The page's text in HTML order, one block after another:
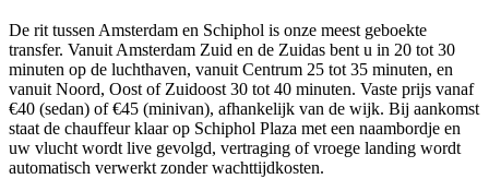
De rit tussen Amsterdam en Schiphol is onze meest geboekte
transfer. Vanuit Amsterdam Zuid en de Zuidas bent u in 20 tot 30
minuten op de luchthaven, vanuit Centrum 25 tot 35 minuten, en
vanuit Noord, Oost of Zuidoost 30 tot 40 minuten. Vaste prijs vanaf
€40 (sedan) of €45 (minivan), afhankelijk van de wijk. Bij aankomst
staat de chauffeur klaar op Schiphol Plaza met een naambordje en
uw vlucht wordt live gevolgd, vertraging of vroege landing wordt
automatisch verwerkt zonder wachttijdkosten.